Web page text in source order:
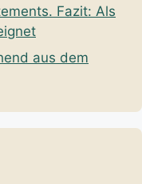
Fazit: Als
aus dem